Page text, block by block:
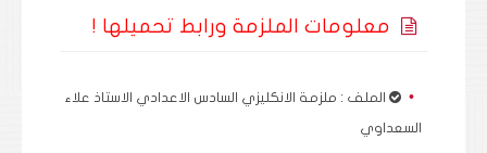
معلومات الملزمة ورابط تحميلها !
الملف : ملزمة الانكليزي السادس الاعدادي الاستاذ علاء
السعداوي